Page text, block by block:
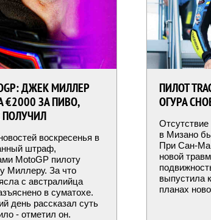
ДЖЕК МИЛЛЕР
ЗА ПИВО,
ПОЛУЧИЛ
воскресенья в
штраф,
MotoGP пилоту
Миллеру. За что
с австралийца
в суматохе.
день рассказал суть
- отметил он.
ПИЛОТ
ОГУРА
в Мизано
При Сан-
новой
выпустила
планах